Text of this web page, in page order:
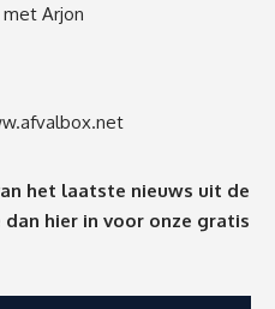
Arjon
het laatste nieuws uit de
dan hier in voor onze gratis